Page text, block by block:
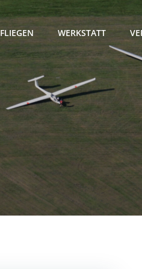
FLIEGEN WERKSTATT